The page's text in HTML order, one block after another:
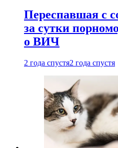
Переспавшая с
за сутки
о ВИЧ
2 года спустя2 года спустя